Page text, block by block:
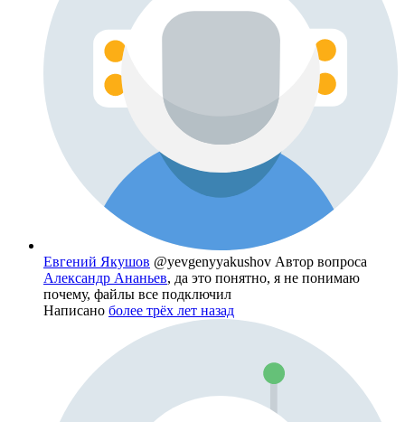
Евгений Якушов @yevgenyyakushov Автор вопроса
Александр Ананьев, да это понятно, я не понимаю
почему, файлы все подключил
Написано более трёх лет назад